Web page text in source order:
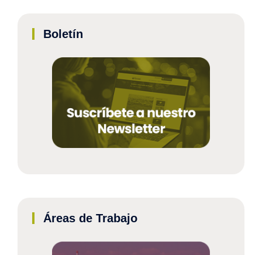
Boletín
Áreas de Trabajo